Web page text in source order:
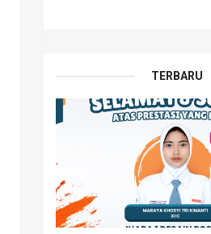
TERBARU